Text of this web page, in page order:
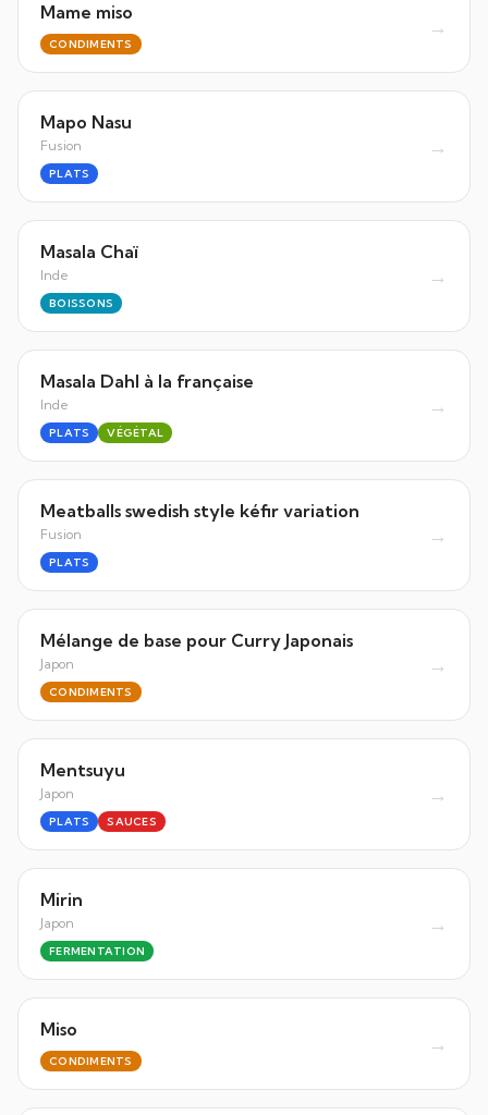
Mame miso
CONDIMENTS
→
Mapo Nasu
Fusion
PLATS
→
Masala Chaï
Inde
BOISSONS
→
Masala Dahl à la française
Inde
PLATS VÉGÉTAL
→
Meatballs swedish style kéfir variation
Fusion
PLATS
→
Mélange de base pour Curry Japonais
Japon
CONDIMENTS
→
Mentsuyu
Japon
PLATS SAUCES
→
Mirin
Japon
FERMENTATION
→
Miso
CONDIMENTS
→